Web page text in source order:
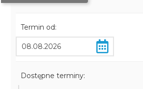
Termin od:
Dostępne terminy: